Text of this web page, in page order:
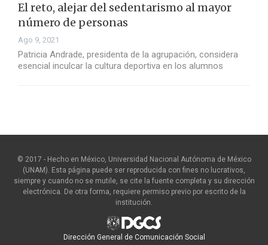
El reto, alejar del sedentarismo al mayor
número de personas
Ago 9, 2021
Patricia Andrade, presidenta de la agrupación, considera
esencial inculcar la cultura deportiva en los alumnos
© 2017 - Hecho en México, Universidad Nacional Autónoma de México
(UNAM). Esta página puede ser reproducida con fines no lucrativos,
siempre y cuando no se mutile, se cite la fuente completa y su dirección
electrónica. De otra forma, requiere permiso previo por escrito de la
institución.
Dirección General de Comunicación Social